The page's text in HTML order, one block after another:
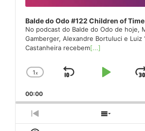
Balde do Odo #122 Children of Time
No podcast do Balde do Odo de hoje,
Gamberger, Alexandre Bortuluci e Luiz
Castanheira recebem[...]
Change
Rate
1x
Skip
Play
00:00
Previous
Episode
Show